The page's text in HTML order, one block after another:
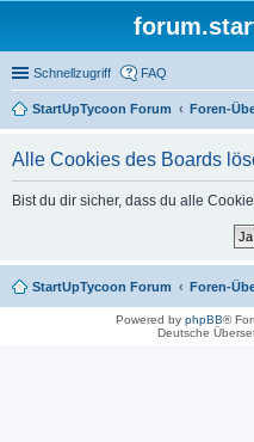
Schnellzugriff FAQ
StartUpTycoon Forum
Foren-
Alle Cookies des Boards
Bist du dir sicher, dass du alle
StartUpTycoon Forum Foren-
Powered by phpBB®
Deutsche